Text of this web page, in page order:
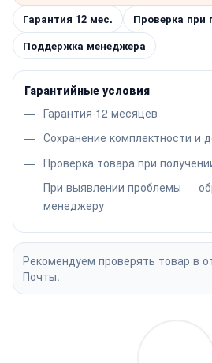
Гарантия 12 мес.
Проверка при
Поддержка менеджера
Гарантийные условия
Гарантия 12 месяцев
Сохранение комплектности и
Проверка товара при
При выявлении проблемы —
менеджеру
Рекомендуем проверять товар в
Почты.